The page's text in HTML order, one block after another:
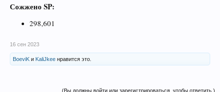
Сожжено SP:
298,601
16 сен 2023
BoeviK и KaliJkee нравится это.
(Вы должны войти или зарегистрироваться, чтобы ответить.)